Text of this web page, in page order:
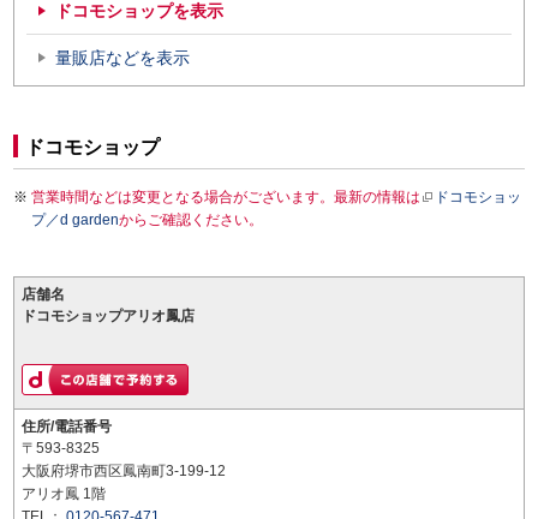
ドコモショップを表示
量販店などを表示
ドコモショップ
営業時間などは変更となる場合がございます。最新の情報は
ドコモショッ
プ／d gardenからご確認ください。
店舗名
ドコモショップアリオ鳳店
住所/電話番号
〒593-8325
大阪府堺市西区鳳南町3-199-12
アリオ鳳 1階